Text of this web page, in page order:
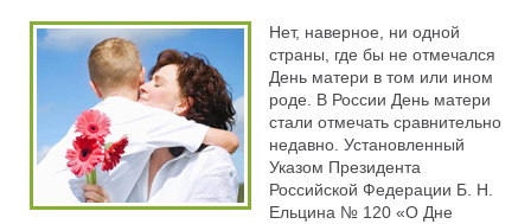
Нет, наверное, ни одной
страны, где бы не отмечался
День матери в том или ином
роде. В России День матери
стали отмечать сравнительно
недавно. Установленный
Указом Президента
Российской Федерации Б. Н.
Ельцина № 120 «О Дне